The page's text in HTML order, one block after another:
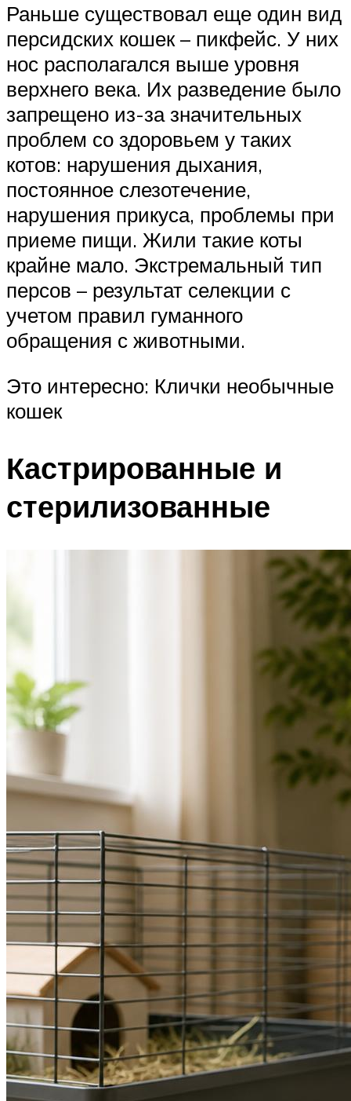
Раньше существовал еще один вид
персидских кошек – пикфейс. У них
нос располагался выше уровня
верхнего века. Их разведение было
запрещено из-за значительных
проблем со здоровьем у таких
котов: нарушения дыхания,
постоянное слезотечение,
нарушения прикуса, проблемы при
приеме пищи. Жили такие коты
крайне мало. Экстремальный тип
персов – результат селекции с
учетом правил гуманного
обращения с животными.
Это интересно: Клички необычные
кошек
Кастрированные и
стерилизованные